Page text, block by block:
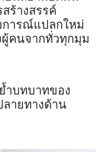
ร้างสรรค์
การณ์แปลกใหม่
ผู้คนจากทั่วทุกมุม
ำบทบาทของ
ายทางด้าน